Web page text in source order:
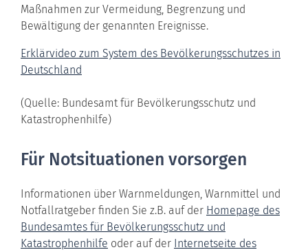
Maßnahmen zur Vermeidung, Begrenzung und
Bewältigung der genannten Ereignisse.
Erklärvideo zum System des Bevölkerungsschutzes in
Deutschland
(Quelle: Bundesamt für Bevölkerungsschutz und
Katastrophenhilfe)
Für Notsituationen vorsorgen
Informationen über Warnmeldungen, Warnmittel und
Notfallratgeber finden Sie z.B. auf der Homepage des
Bundesamtes für Bevölkerungsschutz und
Katastrophenhilfe oder auf der Internetseite des